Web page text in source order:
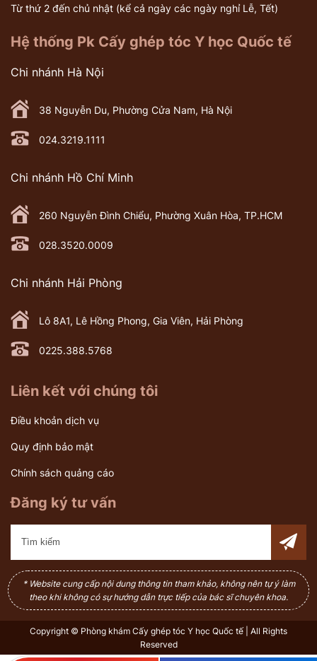
Từ thứ 2 đến chủ nhật (kể cả ngày các ngày nghỉ Lễ, Tết)
Hệ thống Pk Cấy ghép tóc Y học Quốc tế
Chi nhánh Hà Nội
38 Nguyễn Du, Phường Cửa Nam, Hà Nội
024.3219.1111
Chi nhánh Hồ Chí Minh
260 Nguyễn Đình Chiểu, Phường Xuân Hòa, TP.HCM
028.3520.0009
Chi nhánh Hải Phòng
Lô 8A1, Lê Hồng Phong, Gia Viên, Hải Phòng
0225.388.5768
Liên kết với chúng tôi
Điều khoản dịch vụ
Quy định bảo mật
Chính sách quảng cáo
Đăng ký tư vấn
* Website cung cấp nội dung thông tin tham khảo, không nên tự ý làm
theo khi không có sự hướng dẫn trực tiếp của bác sĩ chuyên khoa.
Copyright © Phòng khám Cấy ghép tóc Y học Quốc tế | All Rights
Reserved